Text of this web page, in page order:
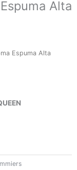
Alta
Espuma Alta